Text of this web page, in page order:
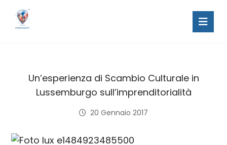
Un’esperienza di Scambio Culturale in
Lussemburgo sull’imprenditorialità
20 Gennaio 2017